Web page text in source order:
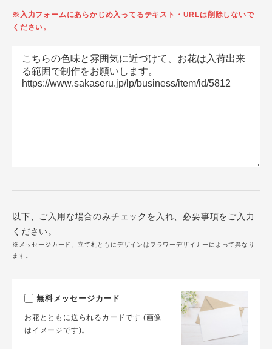
※入力フォームにあらかじめ入ってるテキスト・URLは削除しないで
ください。
以下、ご入用な場合のみチェックを入れ、必要事項をご入力
ください。
※メッセージカード、立て札ともにデザインはフラワーデザイナーによって異なり
ます。
無料メッセージカード
お花とともに送られるカードです (画像
はイメージです)。